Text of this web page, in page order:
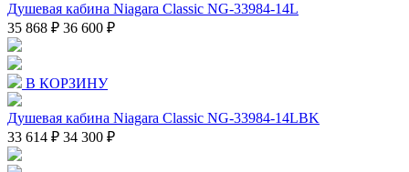
Душевая кабина Niagara Classic NG-33984-14L
35 868 ₽ 36 600 ₽
В КОРЗИНУ
Душевая кабина Niagara Classic NG-33984-14LBK
33 614 ₽ 34 300 ₽